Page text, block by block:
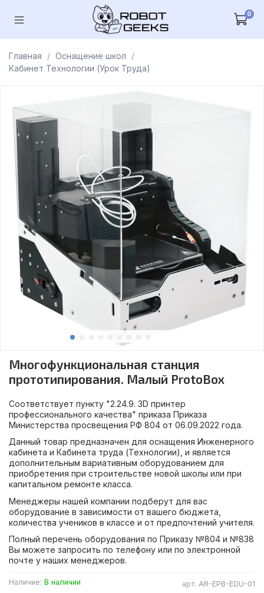
0
Главная
Оснащение школ
Кабинет Технологии (Урок Труда)
арт. AR-EPB-EDU-01
Наличие: В наличии
Многофункциональная станция
прототипирования. Малый ProtoBox
Соответствует пункту "2.24.9. 3D принтер
профессионального качества" приказа Приказа
Министерства просвещения РФ 804 от 06.09.2022 года.
Данный товар предназначен для оснащения Инженерного
кабинета и Кабинета труда (Технологии), и является
дополнительным вариативным оборудованием для
приобретения при строительстве новой школы или при
капитальном ремонте класса.
Менеджеры нашей компании подберут для вас
оборудование в зависимости от вашего бюджета,
количества учеников в классе и от предпочтений учителя.
Полный перечень оборудования по Приказу №804 и №838
Вы можете запросить по телефону или по электронной
почте у наших менеджеров.